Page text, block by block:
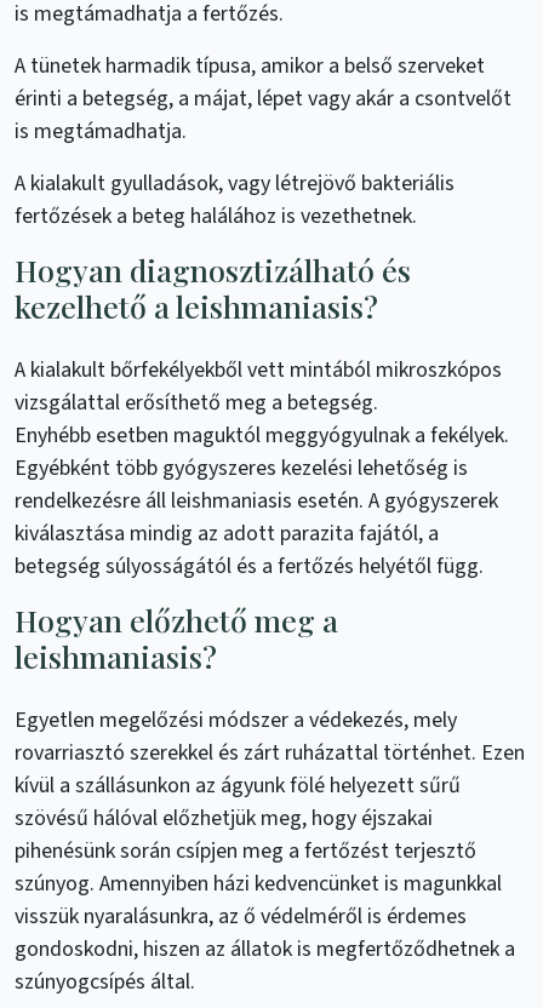
is megtámadhatja a fertőzés.
A tünetek harmadik típusa, amikor a belső szerveket
érinti a betegség, a májat, lépet vagy akár a csontvelőt
is megtámadhatja.
A kialakult gyulladások, vagy létrejövő bakteriális
fertőzések a beteg halálához is vezethetnek.
Hogyan diagnosztizálható és
kezelhető a leishmaniasis?
A kialakult bőrfekélyekből vett mintából mikroszkópos
vizsgálattal erősíthető meg a betegség.
Enyhébb esetben maguktól meggyógyulnak a fekélyek.
Egyébként több gyógyszeres kezelési lehetőség is
rendelkezésre áll leishmaniasis esetén. A gyógyszerek
kiválasztása mindig az adott parazita fajától, a
betegség súlyosságától és a fertőzés helyétől függ.
Hogyan előzhető meg a
leishmaniasis?
Egyetlen megelőzési módszer a védekezés, mely
rovarriasztó szerekkel és zárt ruházattal történhet. Ezen
kívül a szállásunkon az ágyunk fölé helyezett sűrű
szövésű hálóval előzhetjük meg, hogy éjszakai
pihenésünk során csípjen meg a fertőzést terjesztő
szúnyog. Amennyiben házi kedvencünket is magunkkal
visszük nyaralásunkra, az ő védelméről is érdemes
gondoskodni, hiszen az állatok is megfertőződhetnek a
szúnyogcsípés által.